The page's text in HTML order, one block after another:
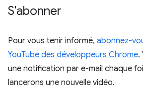
S'abonner
Pour vous tenir informé, abonnez-
YouTube des développeurs Chrome.
une notification par e-mail chaque
lancerons une nouvelle vidéo.